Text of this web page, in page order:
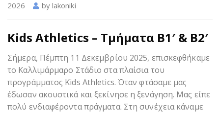
2026
by lakoniki
Kids Athletics – Τμήματα Β1′ & Β2′
Σήμερα, Πέμπτη 11 Δεκεμβρίου 2025, επισκεφθήκαμε
το Καλλιμάρμαρο Στάδιο στα πλαίσια του
προγράμματος Kids Athletics. Όταν φτάσαμε μας
έδωσαν ακουστικά και ξεκίνησε η ξενάγηση. Μας είπε
πολύ ενδιαφέροντα πράγματα. Στη συνέχεια κάναμε